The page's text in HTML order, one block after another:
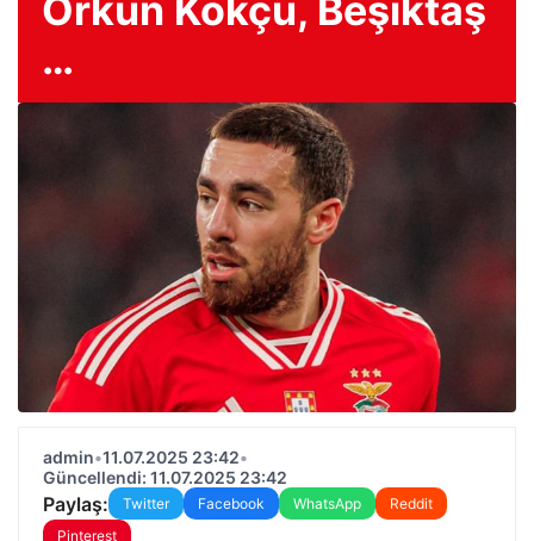
Orkun Kökçü, Beşiktaş
…
admin•11.07.2025 23:42•
Güncellendi: 11.07.2025 23:42
Paylaş: Twitter Facebook WhatsApp
Reddit
Pinterest